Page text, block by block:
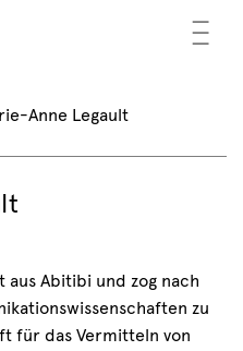
—
—
—
Anne Legault
aus Abitibi und zog nach
zu
für das Vermitteln von